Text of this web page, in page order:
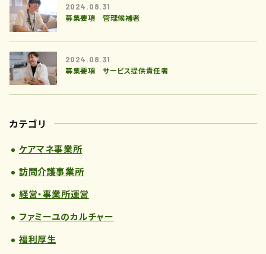
2024.08.31
募集要項 管理候補者
2024.08.31
募集要項 サービス提供責任者
カテゴリ
ケアマネ事業所
訪問介護事業所
経営・事業所運営
ファミーユのカルチャー
福利厚生